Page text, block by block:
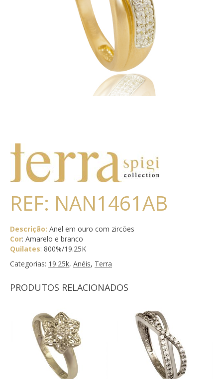
REF: NAN1461AB
Descrição: Anel em ouro com zircões
Cor: Amarelo e branco
Quilates: 800%/19.25K
Categorias: 19.25k, Anéis, Terra
PRODUTOS RELACIONADOS